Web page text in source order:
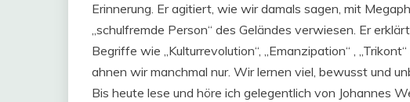
Erinnerung. Er agitiert, wie wir damals sagen, mit
„schulfremde Person“ des Geländes verwiesen. Er
Begriffe wie „Kulturrevolution“, „Emanzipation“ ,
ahnen wir manchmal nur. Wir lernen viel, bewusst und
Bis heute lese und höre ich gelegentlich von Johannes